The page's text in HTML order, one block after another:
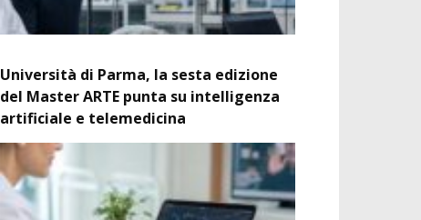
Università di Parma, la sesta edizione
del Master ARTE punta su intelligenza
artificiale e telemedicina